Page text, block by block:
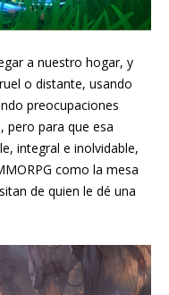
a nuestro hogar, y
o distante, usando
preocupaciones
pero para que esa
integral e inolvidable,
como la mesa
de quien le dé una